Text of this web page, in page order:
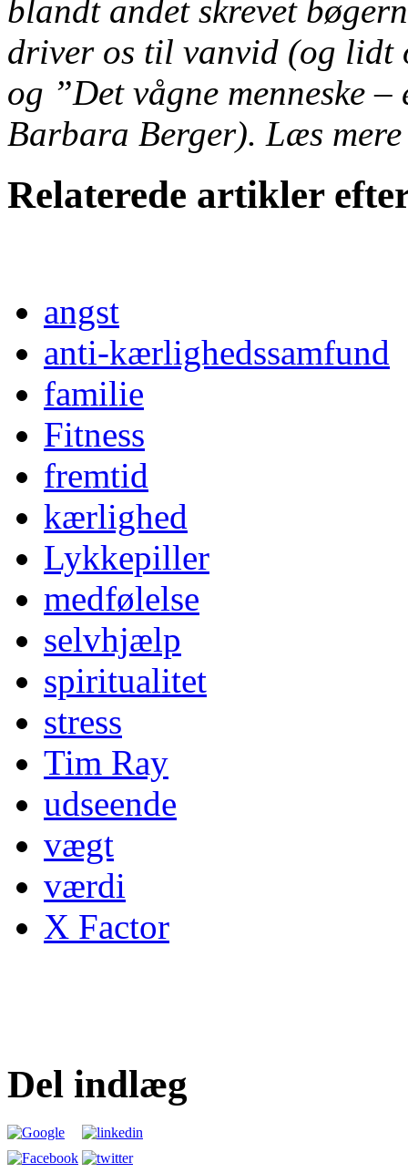
blandt andet skrevet
driver os til vanvid (og lidt
og ”Det vågne menneske
Barbara Berger). Læs
Relaterede artikler
angst
anti-kærlighedssamfund
familie
Fitness
fremtid
kærlighed
Lykkepiller
medfølelse
selvhjælp
spiritualitet
stress
Tim Ray
udseende
vægt
værdi
X Factor
Del indlæg